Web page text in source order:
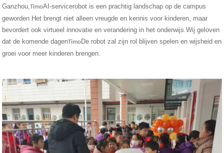
Ganzhou,TimoAI-servicerobot is een prachtig landschap op de campus
geworden.Het brengt niet alleen vreugde en kennis voor kinderen, maar
bevordert ook virtueel innovatie en verandering in het onderwijs.Wij geloven
dat de komende dagenTimoDe robot zal zijn rol blijven spelen en wijsheid en
groei voor meer kinderen brengen.